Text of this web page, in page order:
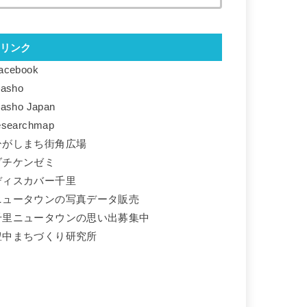
リンク
Japan
がしまち街角広場
チケンゼミ
ィスカバー千里
ュータウンの写真データ販売
里ニュータウンの思い出募集中
中まちづくり研究所